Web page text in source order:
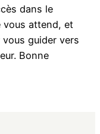
dans le
vous attend, et
guider vers
Bonne